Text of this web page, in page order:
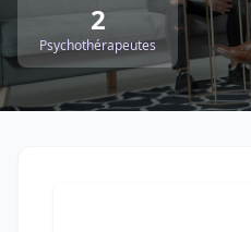
2
Psychothérapeutes